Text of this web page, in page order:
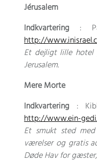
Jérusalem
Indkvartering :
http://
Et dejligt lille hotel
Jerusalem.
Mere Morte
Indkvartering :
http://www.ein-
Et smukt sted
værelser og gratis
Døde Hav for